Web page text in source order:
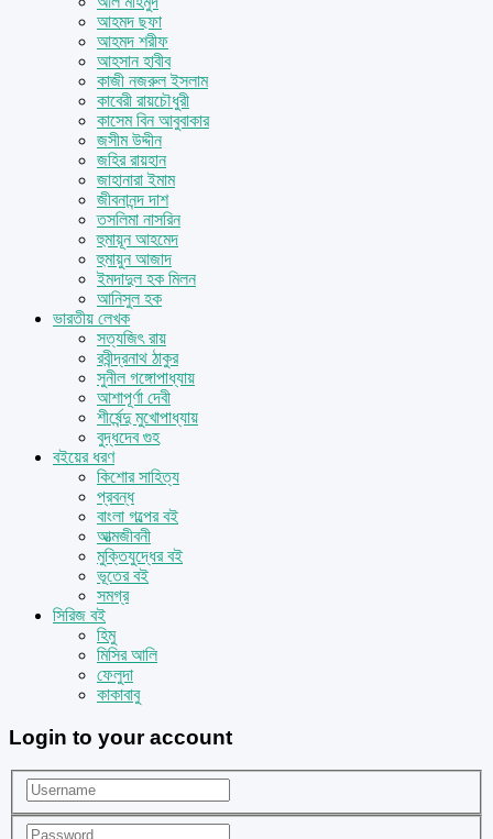
আহমদ ছফা
আহমদ শরীফ
আহসান হাবীব
কাজী নজরুল ইসলাম
কাবেরী রায়চৌধুরী
কাসেম বিন আবুবাকার
জসীম উদ্দীন
জহির রায়হান
জাহানারা ইমাম
জীবনানন্দ দাশ
তসলিমা নাসরিন
হুমায়ূন আহমেদ
হুমায়ুন আজাদ
ইমদাদুল হক মিলন
আনিসুল হক
ভারতীয় লেখক
সত্যজিৎ রায়
রবীন্দ্রনাথ ঠাকুর
সুনীল গঙ্গোপাধ্যায়
আশাপূর্ণা দেবী
শীর্ষেন্দু মুখোপাধ্যায়
বুদ্ধদেব গুহ
বইয়ের ধরণ
কিশোর সাহিত্য
প্রবন্ধ
বাংলা গল্পের বই
আত্মজীবনী
মুক্তিযুদ্ধের বই
ভূতের বই
সমগ্র
সিরিজ বই
হিমু
মিসির আলি
ফেলুদা
কাকাবাবু
Login to your account